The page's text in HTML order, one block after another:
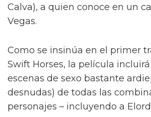
Calva), a quien conoce en un
Vegas.
Como se insinúa en el primer
Swift Horses, la película
escenas de sexo bastante
desnudas) de todas las
personajes – incluyendo a